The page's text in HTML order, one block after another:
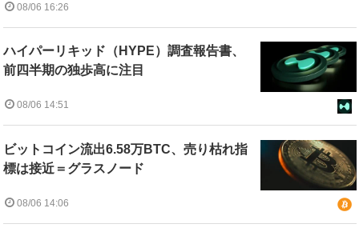
08/06 16:26
ハイパーリキッド（HYPE）調査報告書、
前四半期の独歩高に注目
08/06 14:51
ビットコイン流出6.58万BTC、売り枯れ指
標は接近＝グラスノード
08/06 14:06